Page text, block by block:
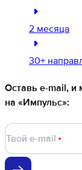
2 месяца
30+
Оставь e-mail, и
на «Импульс»:
Твой e-mail